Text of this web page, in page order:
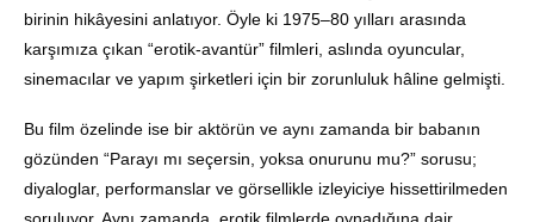
birinin hikâyesini anlatıyor. Öyle ki 1975–80 yılları arasında
karşımıza çıkan “erotik-avantür” filmleri, aslında oyuncular,
sinemacılar ve yapım şirketleri için bir zorunluluk hâline gelmişti.
Bu film özelinde ise bir aktörün ve aynı zamanda bir babanın
gözünden “Parayı mı seçersin, yoksa onurunu mu?” sorusu;
diyaloglar, performanslar ve görsellikle izleyiciye hissettirilmeden
soruluyor. Aynı zamanda, erotik filmlerde oynadığına dair